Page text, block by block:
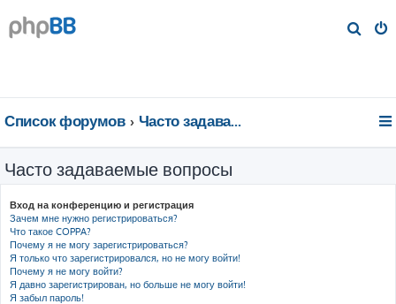
Список форумов Часто задаваемые вопросы
Часто задаваемые вопросы
Вход на конференцию и регистрация
Зачем мне нужно регистрироваться?
Что такое COPPA?
Почему я не могу зарегистрироваться?
Я только что зарегистрировался, но не могу войти!
Почему я не могу войти?
Я давно зарегистрирован, но больше не могу войти!
Я забыл пароль!